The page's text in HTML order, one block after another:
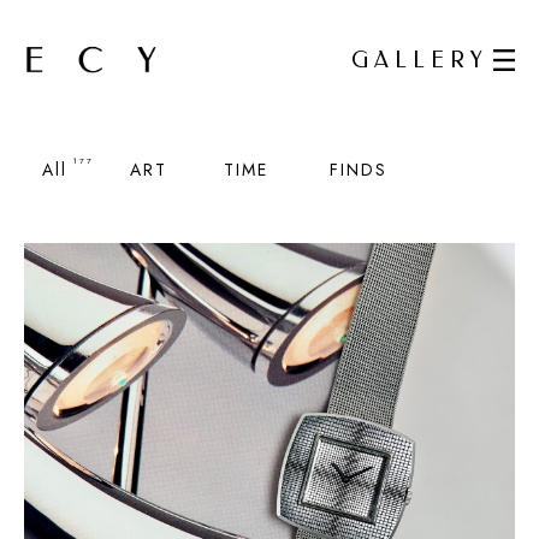
GALLERY
All 177 ART TIME FINDS
€